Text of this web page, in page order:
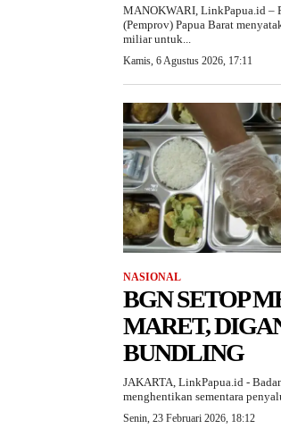
MANOKWARI, LinkPapua.id –
(Pemprov) Papua Barat
miliar untuk...
Kamis, 6 Agustus 2026, 17:11
NASIONAL
BGN SETOP
MARET,
BUNDLING
JAKARTA, LinkPapua.id -
menghentikan sementara
Senin, 23 Februari 2026, 18:12